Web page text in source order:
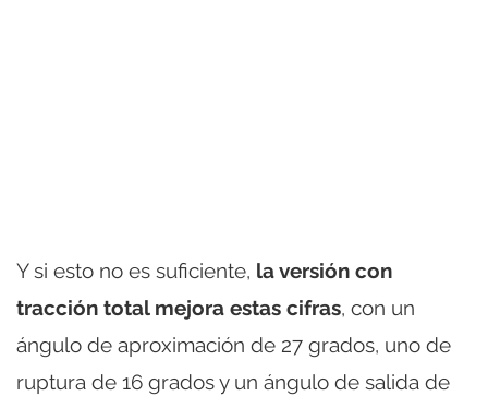
Y si esto no es suficiente, la versión con
tracción total mejora estas cifras, con un
ángulo de aproximación de 27 grados, uno de
ruptura de 16 grados y un ángulo de salida de